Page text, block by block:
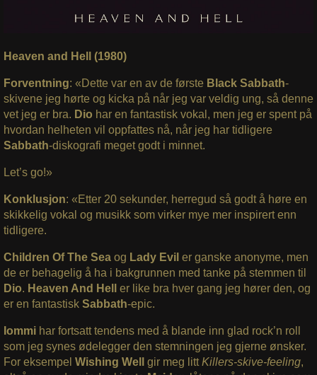
Heaven and Hell (1980)
Forventning: «Dette var en av de første Black Sabbath-
skivene jeg hørte og kicka på når jeg var veldig ung, så denne
vet jeg er bra. Dio har en fantastisk vokal, men jeg er spent på
hvordan helheten vil oppfattes nå, når jeg har tidligere
Sabbath-diskografi meget godt i minnet.
Let’s go!»
Konklusjon: «Etter 20 sekunder, herregud så godt å høre en
skikkelig vokal og musikk som virker mye mer inspirert enn
tidligere.
Children Of The Sea og Lady Evil er ganske anonyme, men
de er behagelig å ha i bakgrunnen med tanke på stemmen til
Dio. Heaven And Hell er like bra hver gang jeg hører den, og
er en fantastisk Sabbath-epic.
Iommi har fortsatt tendens med å blande inn glad rock’n roll
som jeg synes ødelegger den stemningen jeg gjerne ønsker.
For eksempel Wishing Well gir meg littKillers-skive-feeling,